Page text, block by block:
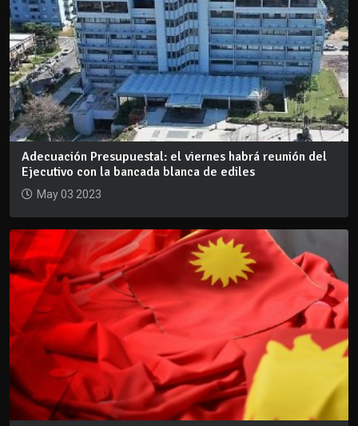
Adecuación Presupuestal: el viernes habrá reunión del
Ejecutivo con la bancada blanca de ediles
May 03 2023